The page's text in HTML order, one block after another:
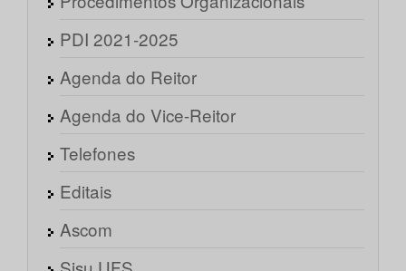
PDI 2021-2025
Agenda do Reitor
Agenda do Vice-Reitor
Telefones
Editais
Ascom